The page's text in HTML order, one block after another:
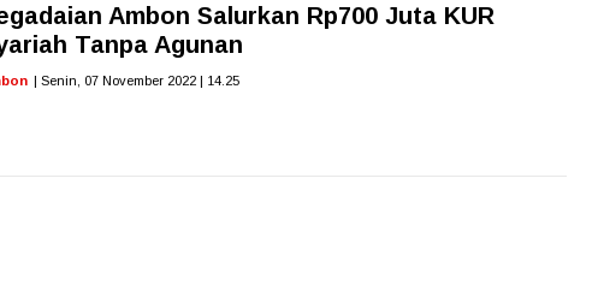
Ambon Salurkan Rp700 Juta KUR
Tanpa Agunan
| Senin, 07 November 2022 | 14.25